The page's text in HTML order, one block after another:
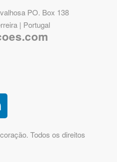
PO. Box 138
| Portugal
Todos os direitos